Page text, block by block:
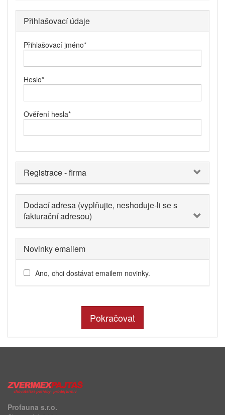
Přihlašovací údaje
Přihlašovací jméno*
Heslo*
Ověření hesla*
Registrace - firma
Dodací adresa (vyplňujte, neshoduje-li se s
fakturační adresou)
Novinky emailem
Ano, chci dostávat emailem novinky.
Pokračovat
Profauna s.r.o.